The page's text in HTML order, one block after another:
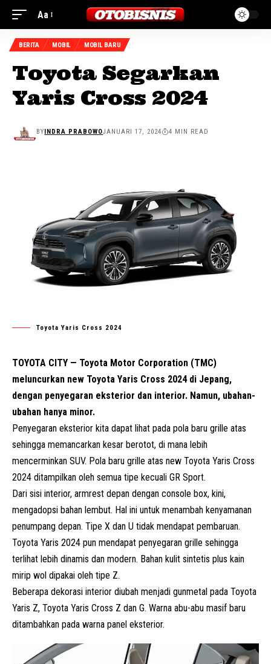
Aa
BERITA MOBIL MOBIL BARU
Toyota Segarkan
Yaris Cross 2024
BYINDRA PRABOWOJANUARI 17, 2024 4 MIN READ
Toyota Yaris Cross 2024
TOYOTA CITY — Toyota Motor Corporation (TMC)
meluncurkan new Toyota Yaris Cross 2024 di Jepang,
dengan penyegaran eksterior dan interior. Namun, ubahan-
ubahan hanya minor.
Penyegaran eksterior kita dapat lihat pada pola baru grille atas
sehingga memancarkan kesar berotot, di mana lebih
mencerminkan SUV. Pola baru grille atas new Toyota Yaris Cross
2024 ditampilkan oleh semua tipe kecuali GR Sport.
Dari sisi interior, armrest depan dengan console box, kini,
mengadopsi bahan lembut. Hal ini untuk menambah kenyamanan
penumpang depan. Tipe X dan U tidak mendapat pembaruan.
Toyota Yaris 2024 pun mendapat penyegaran grille sehingga
terlihat lebih dinamis dan modern. Bahan kulit sintetis plus kain
mirip wol dipakai oleh tipe Z.
Beberapa dekorasi interior diubah menjadi gunmetal pada Toyota
Yaris Z, Toyota Yaris Cross Z dan G. Warna abu-abu masif baru
ditambahkan pada warna panel eksterior.